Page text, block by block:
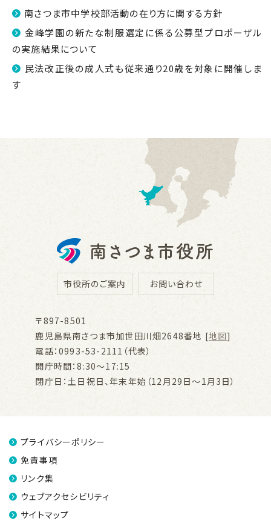
南さつま市中学校部活動の在り方に関する方針
金峰学園の新たな制服選定に係る公募型プロポーザル
の実施結果について
民法改正後の成人式も従来通り20歳を対象に開催しま
す
市役所のご案内 お問い合わせ
〒897-8501
鹿児島県南さつま市加世田川畑2648番地 [地図]
電話：0993-53-2111（代表）
開庁時間：8:30～17:15
閉庁日：土日祝日、年末年始（12月29日～1月3日）
プライバシーポリシー
免責事項
リンク集
ウェブアクセシビリティ
サイトマップ